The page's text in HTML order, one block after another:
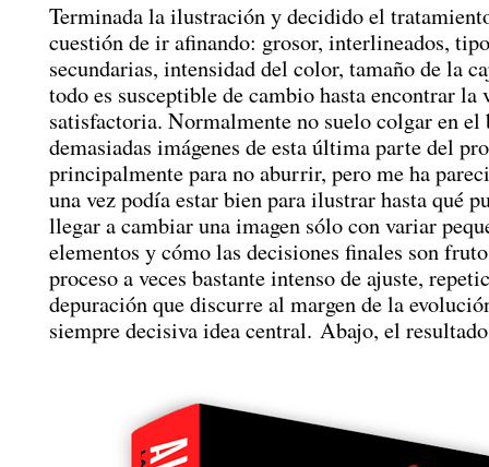
Terminada la ilustración y decidido el
cuestión de ir afinando: grosor, interlineados,
secundarias, intensidad del color, tamaño de la
todo es susceptible de cambio hasta encontrar la
satisfactoria. Normalmente no suelo colgar en el
demasiadas imágenes de esta última parte del
principalmente para no aburrir, pero me ha
una vez podía estar bien para ilustrar hasta qué
llegar a cambiar una imagen sólo con variar
elementos y cómo las decisiones finales son
proceso a veces bastante intenso de ajuste,
depuración que discurre al margen de la
siempre decisiva idea central. Abajo, el